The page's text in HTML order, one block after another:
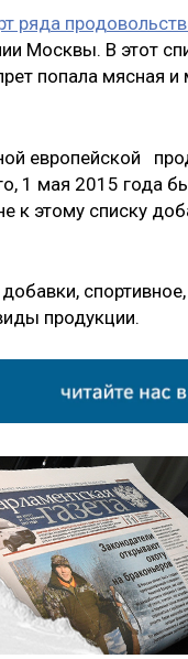
ряда
Москвы. В этот
попала мясная и
европейской
1 мая 2015 года
к этому списку
продукции.